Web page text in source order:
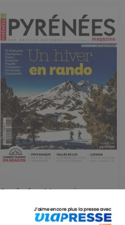
Pyrénées Magazine